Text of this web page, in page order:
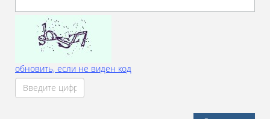
обновить, если не виден код